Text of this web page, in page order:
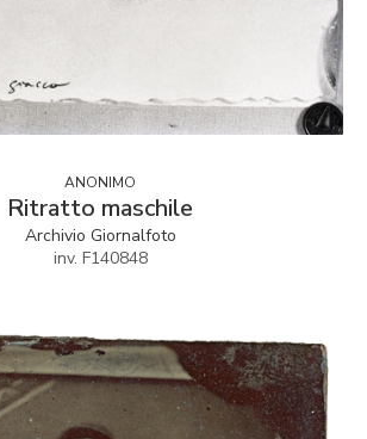
ANONIMO
Ritratto maschile
Archivio Giornalfoto
inv. F140848